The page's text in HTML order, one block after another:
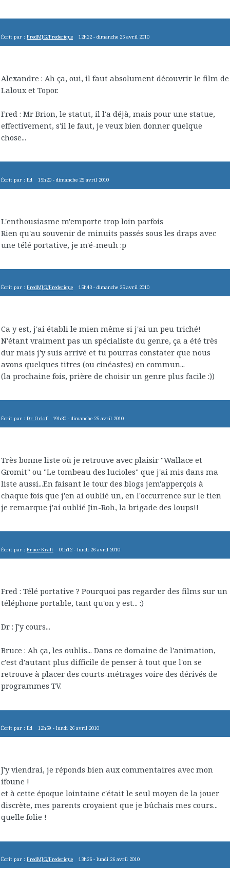
Écrit par : FredMJG/Frederique 12h22 -dimanche 25 avril 2010
Alexandre : Ah ça, oui, il faut absolument découvrir le film de
Laloux et Topor.
Fred : Mr Brion, le statut, il l'a déjà, mais pour une statue,
effectivement, s'il le faut, je veux bien donner quelque
chose...
Écrit par : Ed 15h20 -dimanche 25 avril 2010
L'enthousiasme m'emporte trop loin parfois
Rien qu'au souvenir de minuits passés sous les draps avec
une télé portative, je m'é-meuh :p
Écrit par : FredMJG/Frederique 15h43 -dimanche 25 avril 2010
Ca y est, j'ai établi le mien même si j'ai un peu triché!
N'étant vraiment pas un spécialiste du genre, ça a été très
dur mais j'y suis arrivé et tu pourras constater que nous
avons quelques titres (ou cinéastes) en commun...
(la prochaine fois, prière de choisir un genre plus facile :))
Écrit par : Dr Orlof 19h30 -dimanche 25 avril 2010
Très bonne liste où je retrouve avec plaisir "Wallace et
Gromit" ou "Le tombeau des lucioles" que j'ai mis dans ma
liste aussi...En faisant le tour des blogs jem'apperçois à
chaque fois que j'en ai oublié un, en l'occurrence sur le tien
je remarque j'ai oublié Jin-Roh, la brigade des loups!!
Écrit par : Bruce Kraft 01h12 -lundi 26 avril 2010
Fred : Télé portative ? Pourquoi pas regarder des films sur un
téléphone portable, tant qu'on y est... :)
Dr : J'y cours...
Bruce : Ah ça, les oublis... Dans ce domaine de l'animation,
c'est d'autant plus difficile de penser à tout que l'on se
retrouve à placer des courts-métrages voire des dérivés de
programmes TV.
Écrit par : Ed 12h59 -lundi 26 avril 2010
J'y viendrai, je réponds bien aux commentaires avec mon
ifoune !
et à cette époque lointaine c'était le seul moyen de la jouer
discrète, mes parents croyaient que je bûchais mes cours...
quelle folie !
Écrit par : FredMJG/Frederique 13h26 -lundi 26 avril 2010